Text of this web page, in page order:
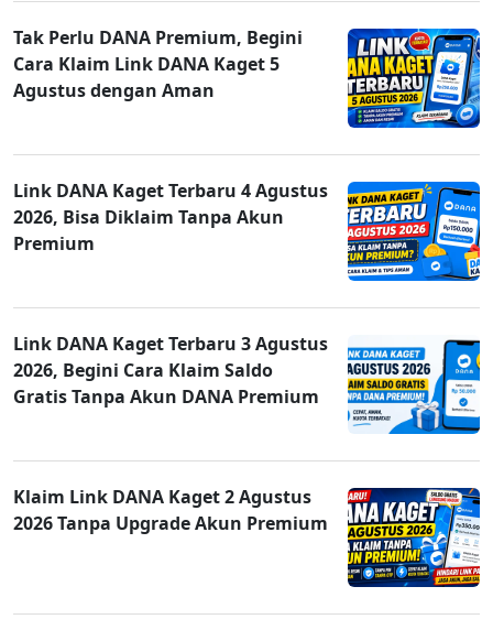
Tak Perlu DANA Premium, Begini
Cara Klaim Link DANA Kaget 5
Agustus dengan Aman
Link DANA Kaget Terbaru 4 Agustus
2026, Bisa Diklaim Tanpa Akun
Premium
Link DANA Kaget Terbaru 3 Agustus
2026, Begini Cara Klaim Saldo
Gratis Tanpa Akun DANA Premium
Klaim Link DANA Kaget 2 Agustus
2026 Tanpa Upgrade Akun Premium